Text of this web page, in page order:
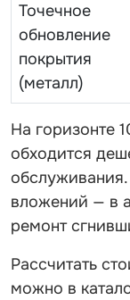
Точечное
обновление
покрытия
(металл)
На горизонте
обходится
вложений — в
ремонт
Рассчитать
можно в